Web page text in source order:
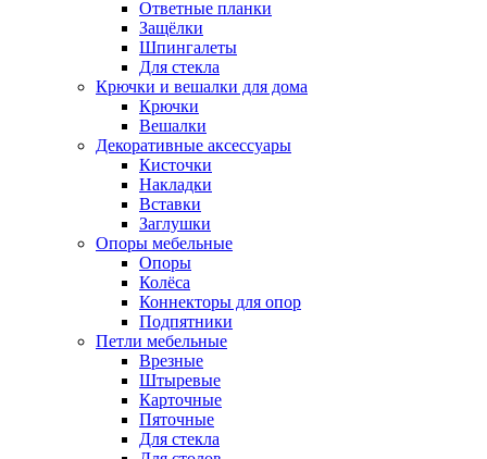
Ответные планки
Защёлки
Шпингалеты
Для стекла
Крючки и вешалки для дома
Крючки
Вешалки
Декоративные аксессуары
Кисточки
Накладки
Вставки
Заглушки
Опоры мебельные
Опоры
Колёса
Коннекторы для опор
Подпятники
Петли мебельные
Врезные
Штыревые
Карточные
Пяточные
Для стекла